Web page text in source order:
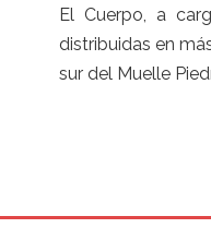
El Cuerpo, a
distribuidas en
sur del Muelle